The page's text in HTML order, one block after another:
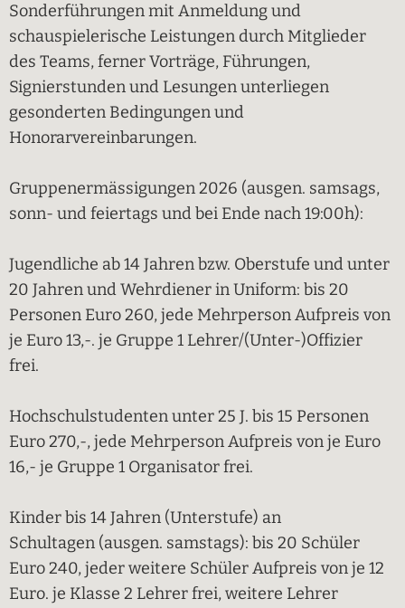
Sonderführungen mit Anmeldung und
schauspielerische Leistungen durch Mitglieder
des Teams, ferner Vorträge, Führungen,
Signierstunden und Lesungen unterliegen
gesonderten Bedingungen und
Honorarvereinbarungen.
Gruppenermässigungen 2026 (ausgen. samsags,
sonn- und feiertags und bei Ende nach 19:00h):
Jugendliche ab 14 Jahren bzw. Oberstufe und unter
20 Jahren und Wehrdiener in Uniform: bis 20
Personen Euro 260, jede Mehrperson Aufpreis von
je Euro 13,-. je Gruppe 1 Lehrer/(Unter-)Offizier
frei.
Hochschulstudenten unter 25 J. bis 15 Personen
Euro 270,-, jede Mehrperson Aufpreis von je Euro
16,- je Gruppe 1 Organisator frei.
Kinder bis 14 Jahren (Unterstufe) an
Schultagen (ausgen. samstags): bis 20 Schüler
Euro 240, jeder weitere Schüler Aufpreis von je 12
Euro. je Klasse 2 Lehrer frei, weitere Lehrer